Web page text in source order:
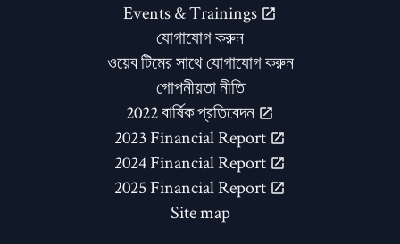
Events & Trainings
যোগাযোগ করুন
ওয়েব টিমের সাথে যোগাযোগ করুন
গোপনীয়তা নীতি
2022 বার্ষিক প্রতিবেদন
2023 Financial Report
2024 Financial Report
2025 Financial Report
Site map